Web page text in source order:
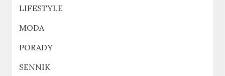
LIFESTYLE
MODA
PORADY
SENNIK